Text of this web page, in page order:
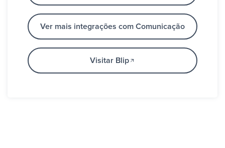
Ver mais integrações com Comunicação
Visitar Blip